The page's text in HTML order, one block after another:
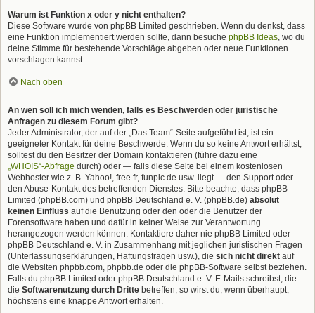
Warum ist Funktion x oder y nicht enthalten?
Diese Software wurde von phpBB Limited geschrieben. Wenn du denkst, dass
eine Funktion implementiert werden sollte, dann besuche phpBB Ideas, wo du
deine Stimme für bestehende Vorschläge abgeben oder neue Funktionen
vorschlagen kannst.
Nach oben
An wen soll ich mich wenden, falls es Beschwerden oder juristische
Anfragen zu diesem Forum gibt?
Jeder Administrator, der auf der „Das Team“-Seite aufgeführt ist, ist ein
geeigneter Kontakt für deine Beschwerde. Wenn du so keine Antwort erhältst,
solltest du den Besitzer der Domain kontaktieren (führe dazu eine
„WHOIS“-Abfrage durch) oder — falls diese Seite bei einem kostenlosen
Webhoster wie z. B. Yahoo!, free.fr, funpic.de usw. liegt — den Support oder
den Abuse-Kontakt des betreffenden Dienstes. Bitte beachte, dass phpBB
Limited (phpBB.com) und phpBB Deutschland e. V. (phpBB.de) absolut
keinen Einfluss auf die Benutzung oder den oder die Benutzer der
Forensoftware haben und dafür in keiner Weise zur Verantwortung
herangezogen werden können. Kontaktiere daher nie phpBB Limited oder
phpBB Deutschland e. V. in Zusammenhang mit jeglichen juristischen Fragen
(Unterlassungserklärungen, Haftungsfragen usw.), die sich nicht direkt auf
die Websiten phpbb.com, phpbb.de oder die phpBB-Software selbst beziehen.
Falls du phpBB Limited oder phpBB Deutschland e. V. E-Mails schreibst, die
die Softwarenutzung durch Dritte betreffen, so wirst du, wenn überhaupt,
höchstens eine knappe Antwort erhalten.